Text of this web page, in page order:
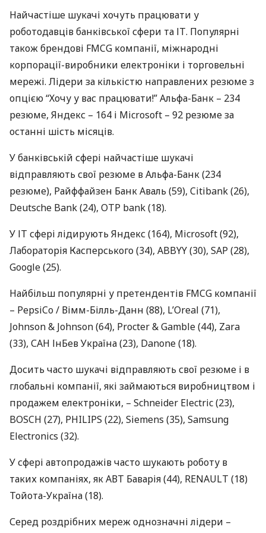
Найчастіше шукачі хочуть працювати у
роботодавців банківської сфери та ІТ. Популярні
також брендові FMCG компанії, міжнародні
корпорації-виробники електроніки і торговельні
мережі. Лідери за кількістю направлених резюме з
опцією “Хочу у вас працювати!” Альфа-Банк – 234
резюме, Яндекс – 164 і Microsoft – 92 резюме за
останні шість місяців.
У банківській сфері найчастіше шукачі
відправляють свої резюме в Альфа-Банк (234
резюме), Райффайзен Банк Аваль (59), Citibank (26),
Deutsche Bank (24), OTP bank (18).
У ІТ сфері лідирують Яндекс (164), Microsoft (92),
Лабораторія Касперського (34), ABBYY(30), SAP (28),
Google (25).
Найбільш популярні у претендентів FMCG компанії
– PepsiCo / Вімм-Білль-Данн (88), L’Oreal (71),
Johnson & Johnson (64), Procter & Gamble (44), Zara
(33), САН ІнБев Україна (23), Danone (18).
Досить часто шукачі відправляють свої резюме і в
глобальні компанії, які займаються виробництвом і
продажем електроніки, – Schneider Electric (23),
BOSCH (27), PHILIPS (22), Siemens (35), Samsung
Electronics (32).
У сфері автопродажів часто шукають роботу в
таких компаніях, якАВТ Баварія (44), RENAULT (18)
Тойота-Україна (18).
Серед роздрібних мереж однозначні лідери –